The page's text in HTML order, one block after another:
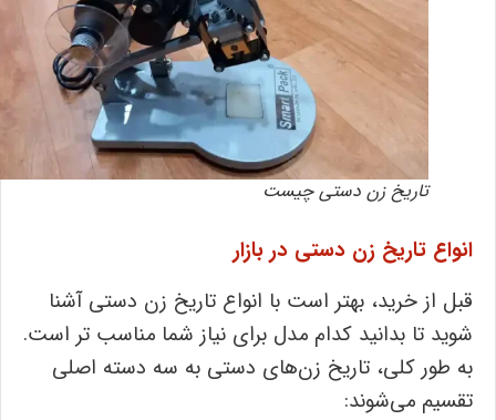
تاریخ ‌زن دستی چیست
انواع تاریخ ‌زن دستی در بازار
قبل از خرید، بهتر است با انواع تاریخ ‌زن دستی آشنا
شوید تا بدانید کدام مدل برای نیاز شما مناسب ‌تر است.
به ‌طور کلی، تاریخ‌ زن‌های دستی به سه دسته اصلی
تقسیم می‌شوند: